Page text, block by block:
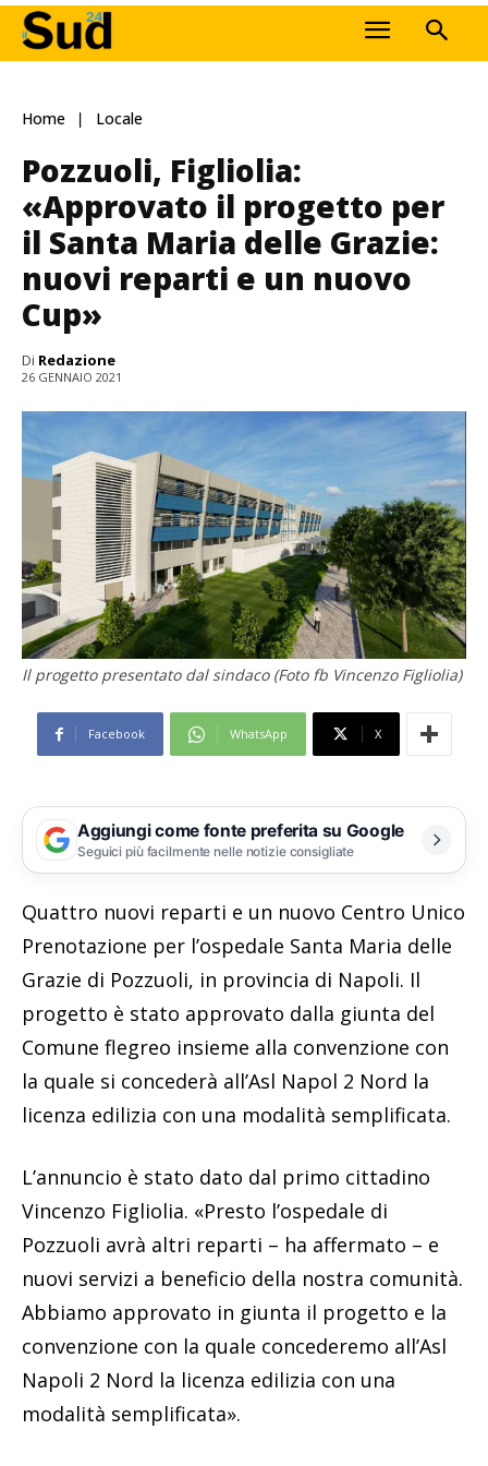
Home Locale
Pozzuoli, Figliolia:
«Approvato il progetto per
il Santa Maria delle Grazie:
nuovi reparti e un nuovo
Cup»
Di Redazione
26 GENNAIO 2021
Il progetto presentato dal sindaco (Foto fb Vincenzo Figliolia)
Facebook WhatsApp X
Aggiungi come fonte preferita su Google
Seguici più facilmente nelle notizie consigliate
Quattro nuovi reparti e un nuovo Centro Unico
Prenotazione per l’ospedale Santa Maria delle
Grazie di Pozzuoli, in provincia di Napoli. Il
progetto è stato approvato dalla giunta del
Comune flegreo insieme alla convenzione con
la quale si concederà all’Asl Napol 2 Nord la
licenza edilizia con una modalità semplificata.
L’annuncio è stato dato dal primo cittadino
Vincenzo Figliolia. «Presto l’ospedale di
Pozzuoli avrà altri reparti – ha affermato – e
nuovi servizi a beneficio della nostra comunità.
Abbiamo approvato in giunta il progetto e la
convenzione con la quale concederemo all’Asl
Napoli 2 Nord la licenza edilizia con una
modalità semplificata».